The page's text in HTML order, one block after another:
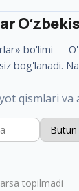
bo'limi —
bog'lanadi.
qismlari va
topilmadi